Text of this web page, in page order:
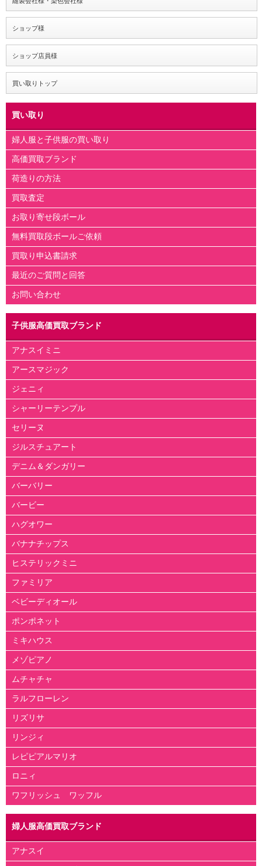
ショップ様
ショップ店員様
買い取りトップ
買い取り
婦人服と子供服の買い取り
高価買取ブランド
荷造りの方法
買取査定
お取り寄せ段ボール
無料買取段ボールご依頼
買取り申込書請求
最近のご質問と回答
お問い合わせ
子供服高価買取ブランド
アナスイミニ
アースマジック
ジェニィ
シャーリーテンプル
セリーヌ
ジルスチュアート
デニム＆ダンガリー
バーバリー
バービー
ハグオワー
バナナチップス
ヒステリックミニ
ファミリア
ベビーディオール
ポンポネット
ミキハウス
メゾピアノ
ムチャチャ
ラルフローレン
リズリサ
リンジィ
レピピアルマリオ
ロニィ
ワフリッシュ ワッフル
婦人服高価買取ブランド
アナスイ